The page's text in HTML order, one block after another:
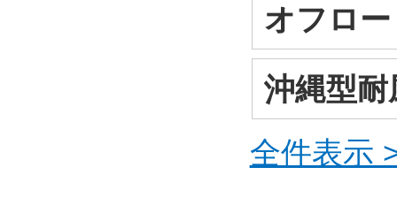
オフロ
沖縄型
全件表示